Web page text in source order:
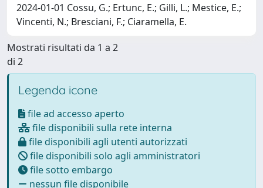
2024-01-01 Cossu, G.; Ertunc, E.; Gilli, L.; Mestice, E.;
Vincenti, N.; Bresciani, F.; Ciaramella, E.
Mostrati risultati da 1 a 2
di 2
Legenda icone
file ad accesso aperto
file disponibili sulla rete interna
file disponibili agli utenti autorizzati
file disponibili solo agli amministratori
file sotto embargo
nessun file disponibile